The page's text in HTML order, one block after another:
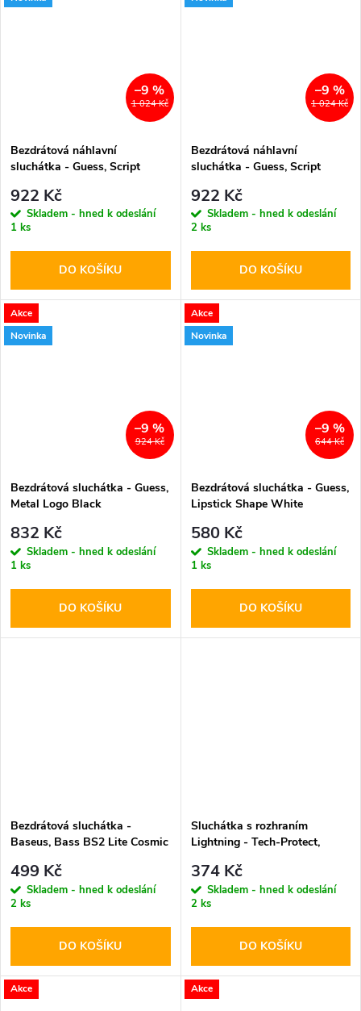
1 024 Kč
–9 %
Bezdrátová náhlavní
sluchátka - Guess, Script
922 Kč
Skladem - hned k odeslání
1 ks
DO KOŠÍKU
1 024 Kč
–9 %
Bezdrátová náhlavní
sluchátka - Guess, Script
922 Kč
Skladem - hned k odeslání
2 ks
DO KOŠÍKU
Akce
Novinka
924 Kč
–9 %
Bezdrátová sluchátka - Guess,
Metal Logo Black
832 Kč
Skladem - hned k odeslání
1 ks
DO KOŠÍKU
Akce
Novinka
644 Kč
–9 %
Bezdrátová sluchátka - Guess,
Lipstick Shape White
580 Kč
Skladem - hned k odeslání
1 ks
DO KOŠÍKU
Bezdrátová sluchátka -
Baseus, Bass BS2 Lite Cosmic
499 Kč
Skladem - hned k odeslání
2 ks
DO KOŠÍKU
Sluchátka s rozhraním
Lightning - Tech-Protect,
White
374 Kč
Skladem - hned k odeslání
2 ks
DO KOŠÍKU
Akce Akce